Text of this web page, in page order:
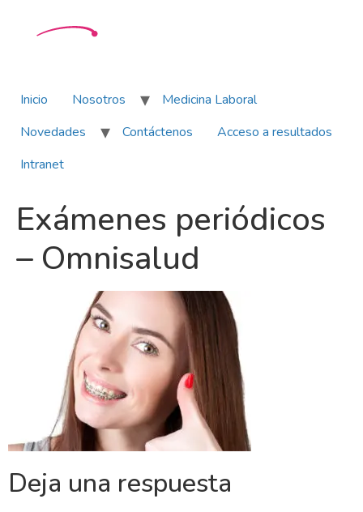
Inicio Nosotros
Medicina Laboral
Novedades
Contáctenos
Acceso a resultados
Intranet
Exámenes periódicos
– Omnisalud
Deja una respuesta